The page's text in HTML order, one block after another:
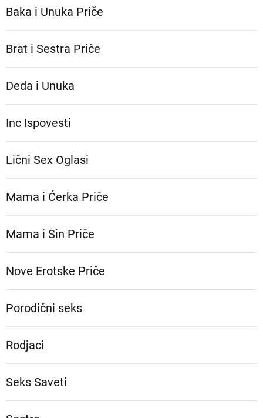
Baka i Unuka Pričе
Brat i Sestra Priče
Deda i Unuka
Inc Ispovesti
Lični Sex Oglasi
Mama i Ćerka Priče
Mama i Sin Priče
Nove Erotske Priče
Porodični seks
Rodjaci
Seks Saveti